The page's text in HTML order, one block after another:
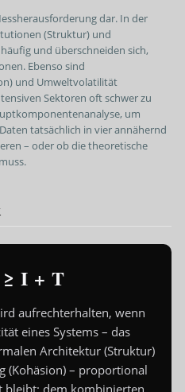
dar. In der
(Struktur) und
und überschneiden sich,
Ebenso sind
und Umweltvolatilität
Sektoren oft schwer zu
um
tatsächlich in vier annähernd
– oder ob die theoretische
≥ I + T
aufrechterhalten, wenn
eines Systems – das
Architektur (Struktur)
(Kohäsion) – proportional